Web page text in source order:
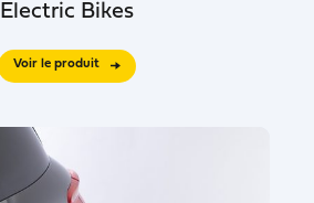
Electric Bikes
Voir le produit